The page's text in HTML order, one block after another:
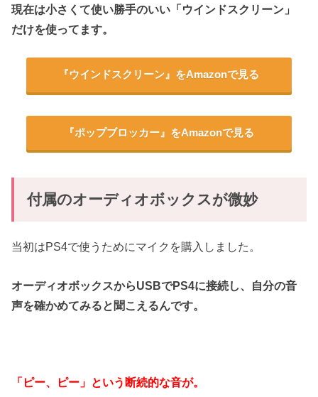
現在は小さくて使い勝手のいい「ウインドスクリーン」
だけを使ってます。
『ウインドスクリーン』をAmazonで見る
『ポップブロッカー』をAmazonで見る
付属のオーディオボックスが微妙
当初はPS4で使うためにマイクを購入しました。
オーディオボックスからUSBでPS4に接続し、自分の音
声を確かめてみると聞こえるんです。
「ピー、ピー」という断続的な音が。